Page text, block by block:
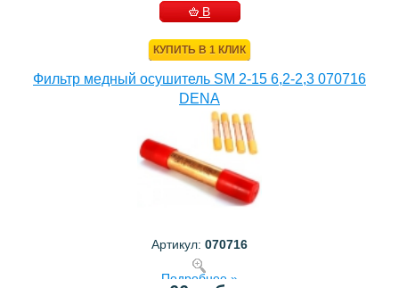
В
КУПИТЬ В 1 КЛИК
Фильтр медный осушитель SM 2-15 6,2-2,3 070716
DENA
Артикул: 070716
Подробнее »